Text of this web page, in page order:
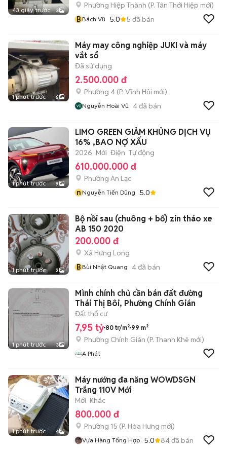
43 giây trước 3
Phường Hiệp Thành (P. Tân Thới Hiệp mới)
BBách Vũ 5.0 5 đã bán
1 phút trước 6
Máy may công nghiệp JUKI và máy
vắt sổ
Đã sử dụng
2.500.000 đ
Phường 4 (P. Vĩnh Hội mới)
Nguyễn Hoài Vũ 4đã bán
1 phút trước 9
LIMO GREEN GIẢM KHỦNG DỊCH VỤ
16% ,BAO NỢ XẤU
2026 Mới Điện Tự động
610.000.000 đ
Phường An Lạc
nNguyễn Tiến Dũng 5.0
1 phút trước 2
Bộ nồi sau (chuông + bố) zin tháo xe
AB 150 2020
200.000 đ
Xã Hưng Long
BBùi Nhật Quang 4đã bán
1 phút trước 3
Mình chính chủ cần bán đất đường
Thái Thị Bôi, Phường Chính Gián
Đất thổ cư
7,95 tỷ 80 tr/m² 99 m²
Phường Chính Gián (P. Thanh Khê mới)
A Phát
1 phút trước 4
Máy nướng đa năng WOWDSGN
Trắng 110V Mới
Mới Khác
800.000 đ
Phường 15 (P. Hòa Hưng mới)
Vựa Hàng Tổng Hợp 5.0 84đã bán